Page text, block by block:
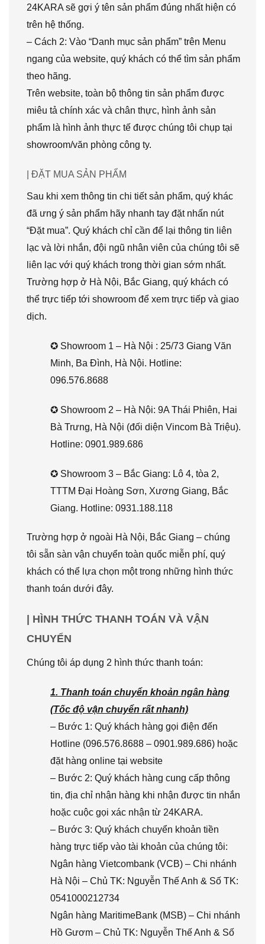
24KARA sẽ gợi ý tên sản phẩm đúng nhất hiện có
trên hệ thống.
– Cách 2: Vào “Danh mục sản phẩm” trên Menu
ngang của website, quý khách có thể tìm sản phẩm
theo hãng.
Trên website, toàn bộ thông tin sản phẩm được
miêu tả chính xác và chân thực, hình ảnh sản
phẩm là hình ảnh thực tế được chúng tôi chụp tại
showroom/văn phòng công ty.
| ĐẶT MUA SẢN PHẨM
Sau khi xem thông tin chi tiết sản phẩm, quý khác
đã ưng ý sản phẩm hãy nhanh tay đặt nhấn nút
“Đặt mua”. Quý khách chỉ cần để lại thông tin liên
lạc và lời nhắn, đội ngũ nhân viên của chúng tôi sẽ
liên lạc với quý khách trong thời gian sớm nhất.
Trường hợp ở Hà Nội, Bắc Giang, quý khách có
thể trực tiếp tới showroom để xem trực tiếp và giao
dịch.
✪ Showroom 1 – Hà Nội : 25/73 Giang Văn
Minh, Ba Đình, Hà Nội. Hotline:
096.576.8688
✪ Showroom 2 – Hà Nội: 9A Thái Phiên, Hai
Bà Trưng, Hà Nội (đối diện Vincom Bà Triệu).
Hotline: 0901.989.686
✪ Showroom 3 – Bắc Giang: Lô 4, tòa 2,
TTTM Đại Hoàng Sơn, Xương Giang, Bắc
Giang. Hotline: 0931.188.118
Trường hợp ở ngoài Hà Nội, Bắc Giang – chúng
tôi sẵn sàn vận chuyển toàn quốc miễn phí, quý
khách có thể lựa chọn một trong những hình thức
thanh toán dưới đây.
| HÌNH THỨC THANH TOÁN VÀ VẬN
CHUYỂN
Chúng tôi áp dụng 2 hình thức thanh toán:
1. Thanh toán chuyển khoản ngân hàng
(Tốc độ vận chuyển rất nhanh)
– Bước 1: Quý khách hàng gọi điện đến
Hotline (096.576.8688 – 0901.989.686) hoặc
đặt hàng online tại website
– Bước 2: Quý khách hàng cung cấp thông
tin, địa chỉ nhận hàng khi nhận được tin nhắn
hoặc cuộc gọi xác nhận từ 24KARA.
– Bước 3: Quý khách chuyển khoản tiền
hàng trực tiếp vào tài khoản của chúng tôi:
Ngân hàng Vietcombank (VCB) – Chi nhánh
Hà Nội – Chủ TK: Nguyễn Thế Anh & Số TK:
0541000212734
Ngân hàng MaritimeBank (MSB) – Chi nhánh
Hồ Gươm – Chủ TK: Nguyễn Thế Anh & Số